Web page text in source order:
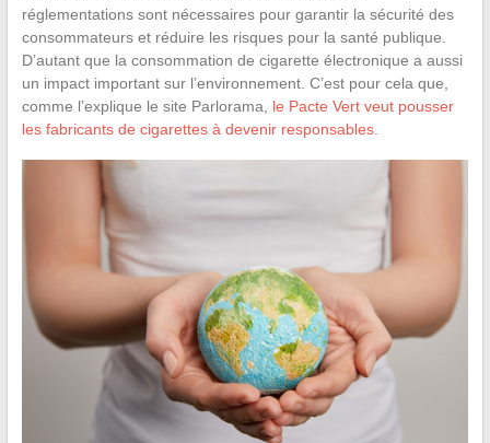
réglementations sont nécessaires pour garantir la sécurité des
consommateurs et réduire les risques pour la santé publique.
D’autant que la consommation de cigarette électronique a aussi
un impact important sur l’environnement. C’est pour cela que,
comme l’explique le site Parlorama, le Pacte Vert veut pousser
les fabricants de cigarettes à devenir responsables.